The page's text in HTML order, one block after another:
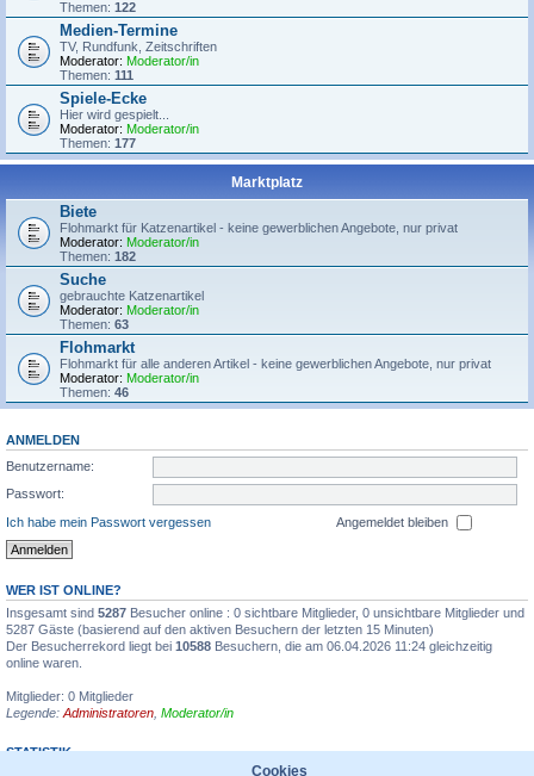
Themen: 122
Medien-Termine
TV, Rundfunk, Zeitschriften
Moderator: Moderator/in
Themen: 111
Spiele-Ecke
Hier wird gespielt...
Moderator: Moderator/in
Themen: 177
Marktplatz
Biete
Flohmarkt für Katzenartikel - keine gewerblichen Angebote, nur privat
Moderator: Moderator/in
Themen: 182
Suche
gebrauchte Katzenartikel
Moderator: Moderator/in
Themen: 63
Flohmarkt
Flohmarkt für alle anderen Artikel - keine gewerblichen Angebote, nur privat
Moderator: Moderator/in
Themen: 46
ANMELDEN
Benutzername:
Passwort:
Ich habe mein Passwort vergessen
Angemeldet bleiben
WER IST ONLINE?
Insgesamt sind 5287 Besucher online : 0 sichtbare Mitglieder, 0 unsichtbare Mitglieder und
5287 Gäste (basierend auf den aktiven Besuchern der letzten 15 Minuten)
Der Besucherrekord liegt bei 10588 Besuchern, die am 06.04.2026 11:24 gleichzeitig
online waren.
Mitglieder: 0 Mitglieder
Legende: Administratoren Moderator/in
STATISTIK
Cookies